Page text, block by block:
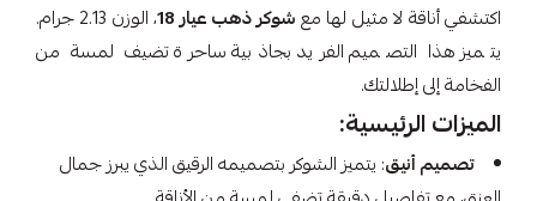
اكتشفي أناقة لا مثيل لها معشوكر ذهب عيار 18
، الوزن 2.13 جرام.
يتميز هذا التصميم الفريد بجاذبية ساحرة تضيف لمسة من
الفخامة إلى إطلالتك.
الميزات الرئيسية:
تصميم أنيق: يتميز الشوكر بتصميمه الرقيق الذي يبرز جمال